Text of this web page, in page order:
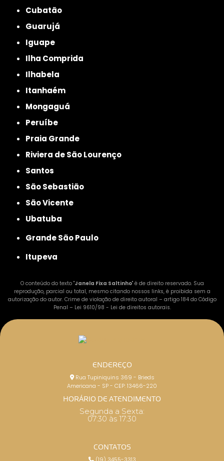
Cubatão
Guarujá
Iguape
Ilha Comprida
Ilhabela
Itanhaém
Mongaguá
Peruíbe
Praia Grande
Riviera de São Lourenço
Santos
São Sebastião
São Vicente
Ubatuba
Grande São Paulo
Itupeva
O conteúdo do texto "Janela Fixa Saltinho" é de direito reservado. Sua
reprodução, parcial ou total, mesmo citando nossos links, é proibida sem a
autorização do autor. Crime de violação de direito autoral – artigo 184 do Código
Penal – Lei 9610/98 - Lei de direitos autorais.
ENDEREÇO
Rua Tupiniquins 369 - Brieds
Americana - SP - CEP: 13466-220
HORÁRIO DE ATENDIMENTO
Segunda a Sexta:
07:30 às 17:30
CONTATOS